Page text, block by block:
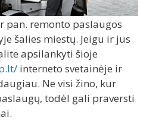
pan. remonto paslaugos
šalies miestų. Jeigu ir jus
apsilankyti šioje
interneto svetainėje ir
Ne visi žino, kur
todėl gali praversti